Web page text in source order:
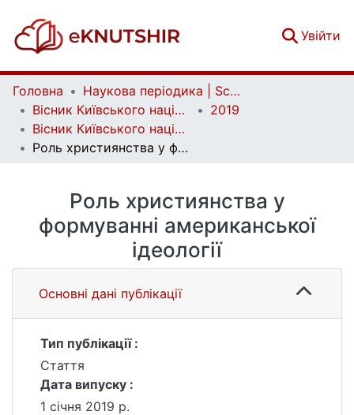
Увійти
Головна
Наукова періодика | Scientific periodicals
Вісник Київського національного університету імені Тараса Шевченка. Історія | Bulletin of Taras Shevchenko National University of Kyiv. History
2019
Вісник Київського національного університету імені Тараса Шевченка. Історія. Вип. 1(140)
Роль християнства у формуванні американської ідеології
Роль християнства у
формуванні американської
ідеології
Основні дані публікації
Тип публікації :
Стаття
Дата випуску :
1 січня 2019 р.